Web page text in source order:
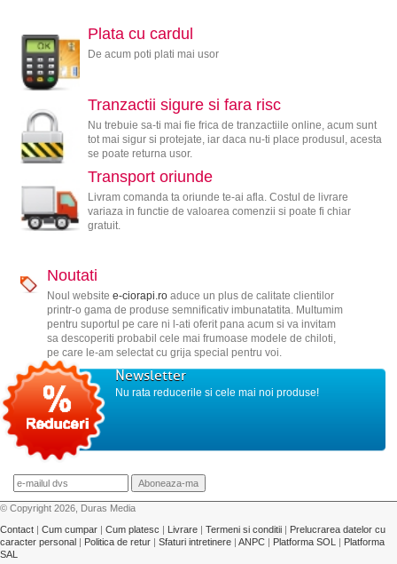
Plata cu cardul
De acum poti plati mai usor
Tranzactii sigure si fara risc
Nu trebuie sa-ti mai fie frica de tranzactiile online, acum sunt
tot mai sigur si protejate, iar daca nu-ti place produsul, acesta
se poate returna usor.
Transport oriunde
Livram comanda ta oriunde te-ai afla. Costul de livrare
variaza in functie de valoarea comenzii si poate fi chiar
gratuit.
Noutati
Noul website e-ciorapi.roaduce un plus de calitate clientilor
printr-o gama de produse semnificativ imbunatatita. Multumim
pentru suportul pe care ni l-ati oferit pana acum si va invitam
sa descoperiti probabil cele mai frumoase modele de chiloti,
pe care le-am selectat cu grija special pentru voi.
Newsletter
Nu rata reducerile si cele mai noi produse!
© Copyright 2026, Duras Media
Contact | Cum cumpar | Cum platesc | Livrare | Termeni si conditii | Prelucrarea datelor cu
caracter personal | Politica de retur | Sfaturi intretinere | ANPC | Platforma SOL | Platforma
SAL